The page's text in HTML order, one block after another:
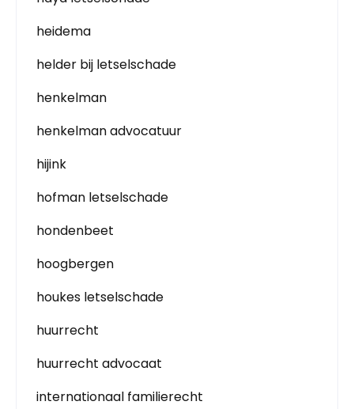
heidema
helder bij letselschade
henkelman
henkelman advocatuur
hijink
hofman letselschade
hondenbeet
hoogbergen
houkes letselschade
huurrecht
huurrecht advocaat
internationaal familierecht